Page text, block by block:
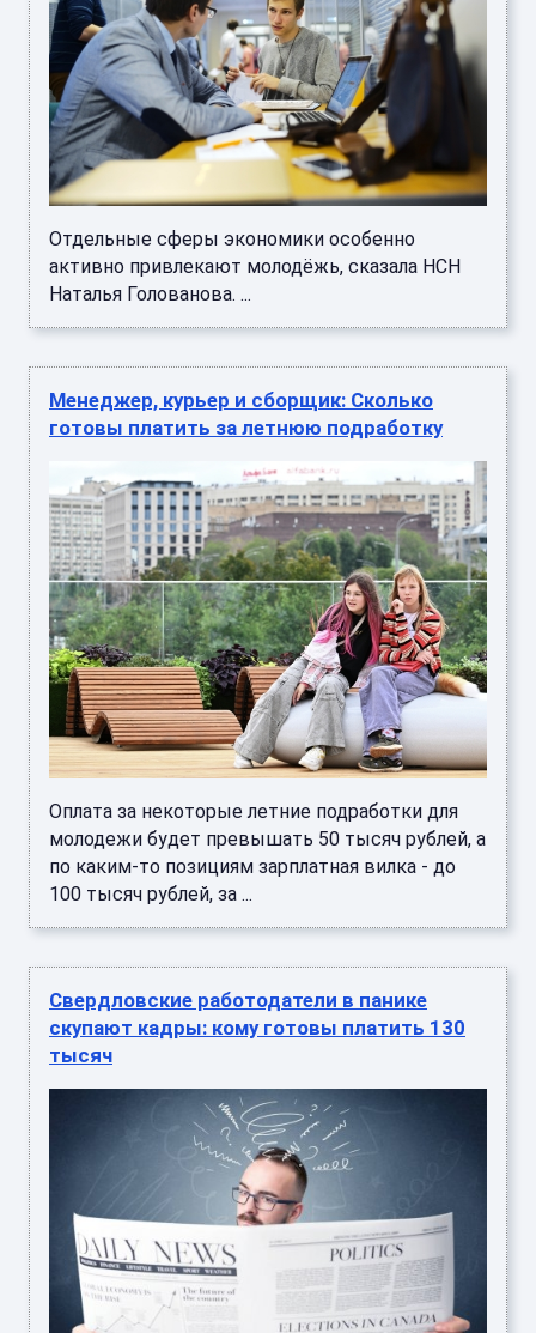
Отдельные сферы экономики особенно
активно привлекают молодёжь, сказала НСН
Наталья Голованова. ...
Менеджер, курьер и сборщик: Сколько
готовы платить за летнюю подработку
Оплата за некоторые летние подработки для
молодежи будет превышать 50 тысяч рублей, а
по каким-то позициям зарплатная вилка - до
100 тысяч рублей, за ...
Свердловские работодатели в панике
скупают кадры: кому готовы платить 130
тысяч